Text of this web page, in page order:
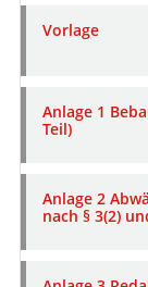
Vorlage
Anlage 1
Teil)
Anlage 2
nach § 3(2)